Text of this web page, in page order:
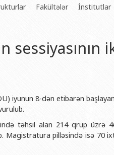
planı
2020)
təşkilatlar
Komitəsi
Şura
Elmi fəaliyyətin təşkili və
Xarici tələbələrlə iş şöbəsi
Humanitar məsələlər və gənclər
Fakültələr
Tətbiqi riyaziyyat
Biologiya fakültəsi
Coğrafiya fakültəsi
İnstitutlar
Tətbiqi
sessiyasının
iyunun 8-dən etibarən
təhsil alan 214 qrup üzrə
Magistratura pilləsində isə 70